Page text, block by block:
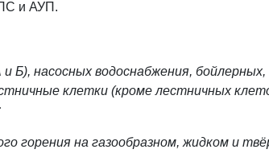
и АУП.
насосных водоснабжения, бойлерных,
клетки (кроме лестничных
горения на газообразном, жидком и